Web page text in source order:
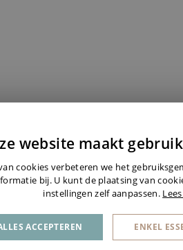
website maakt
cookies verbeteren we het
bij. U kunt de plaatsing van
instellingen zelf aanpassen.
ACCEPTEREN ENKEL